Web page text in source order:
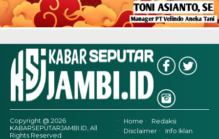
Copyright @ 2026
KABARSEPUTARJAMBI.ID, All
Rights Reserved
Home
Redaksi
Disclaimer
Info Iklan